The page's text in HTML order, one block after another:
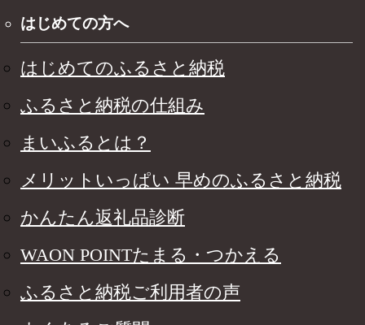
はじめての方へ
はじめてのふるさと納税
ふるさと納税の仕組み
まいふるとは？
メリットいっぱい 早めのふるさと納税
かんたん返礼品診断
WAON POINTたまる・つかえる
ふるさと納税ご利用者の声